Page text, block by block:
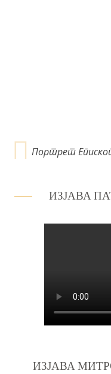
Портрет
ИЗЈАВА
ИЗЈАВА